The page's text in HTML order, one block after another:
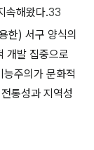
속해왔다.33
한) 서구 양식의
개발 집중으로
능주의가 문화적
통성과 지역성